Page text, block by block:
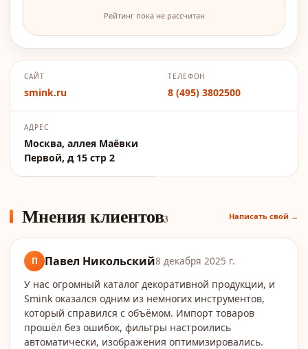
Рейтинг пока не рассчитан
САЙТ
smink.ru
ТЕЛЕФОН
8 (495) 3802500
АДРЕС
Москва, аллея Маёвки
Первой, д 15 стр 2
Мнения клиентов3 Написать свой →
П Павел Никольский8 декабря 2025 г.
У нас огромный каталог декоративной продукции, и
Smink оказался одним из немногих инструментов,
который справился с объёмом. Импорт товаров
прошёл без ошибок, фильтры настроились
автоматически, изображения оптимизировались.